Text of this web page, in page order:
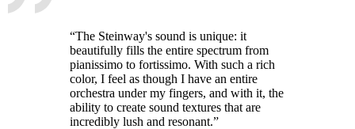
“The Steinway's sound is unique: it
beautifully fills the entire spectrum from
pianissimo to fortissimo. With such a rich
color, I feel as though I have an entire
orchestra under my fingers, and with it, the
ability to create sound textures that are
incredibly lush and resonant.”